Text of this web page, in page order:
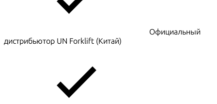
Официальный
дистрибьютор UN Forklift (Китай)